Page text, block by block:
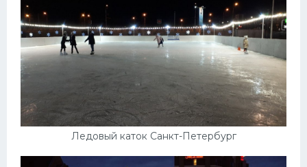
Ледовый каток Санкт-Петербург